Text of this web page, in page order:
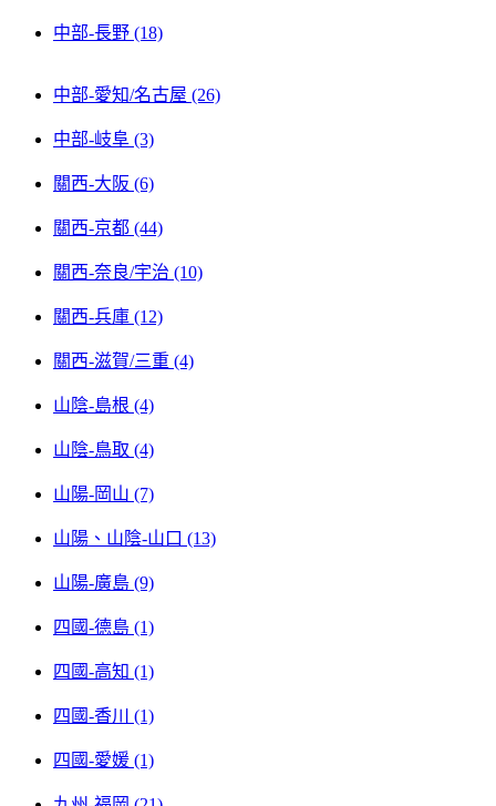
中部-長野 (18)
中部-愛知/名古屋 (26)
中部-岐阜 (3)
關西-大阪 (6)
關西-京都 (44)
關西-奈良/宇治 (10)
關西-兵庫 (12)
關西-滋賀/三重 (4)
山陰-島根 (4)
山陰-鳥取 (4)
山陽-岡山 (7)
山陽、山陰-山口 (13)
山陽-廣島 (9)
四國-德島 (1)
四國-高知 (1)
四國-香川 (1)
四國-愛媛 (1)